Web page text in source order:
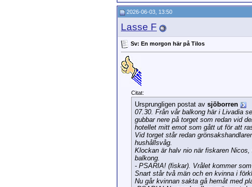
2026-06-03, 13:50
Lasse F
Sv: En morgon här på Tilos
Citat:
Ursprungligen postat av sjöborren
07.30. Från vår balkong här i Livadia
gubbar nere på torget som redan vid
hotellet mitt emot som gått ut för att
Vid torget står redan
hushållsvåg.
Klockan är halv nio när fiskaren
balkong.
- PSARIA! (fiskar). Vrålet kommer
Snart står två män och en kvinna i
Nu går kvinnan sakta gå hemåt med